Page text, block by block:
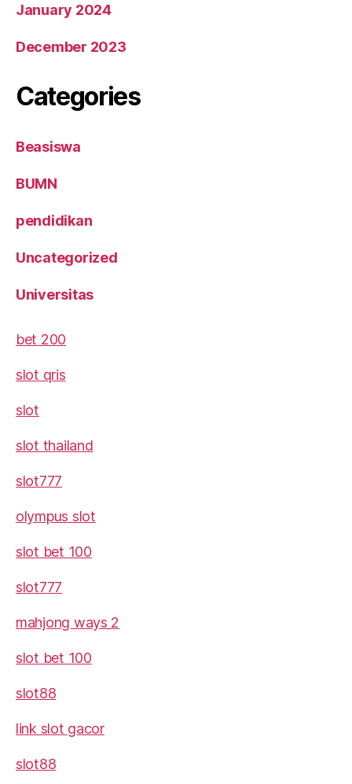
January 2024
December 2023
Categories
Beasiswa
BUMN
pendidikan
Uncategorized
Universitas
bet 200
slot qris
slot
slot thailand
slot777
olympus slot
slot bet 100
slot777
mahjong ways 2
slot bet 100
slot88
link slot gacor
slot88